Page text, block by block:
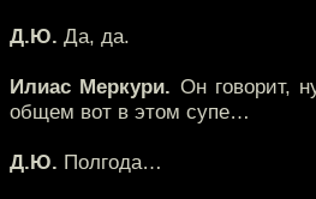
Д.Ю. Да, да.
Илиас Меркури. Он говорит,
общем вот в этом супе…
Д.Ю. Полгода…